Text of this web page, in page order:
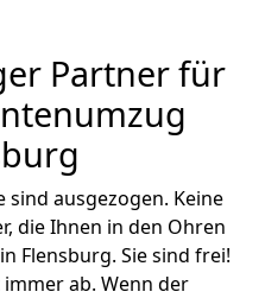
Partner für
sind ausgezogen. Keine
die Ihnen in den Ohren
Flensburg. Sie sind frei!
ab. Wenn der